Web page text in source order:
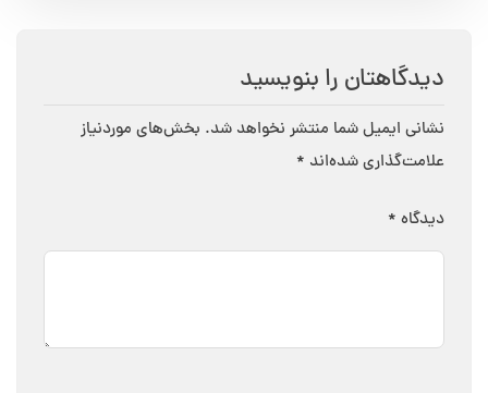
دیدگاهتان را بنویسید
نشانی ایمیل شما منتشر نخواهد شد. بخش‌های موردنیاز
علامت‌گذاری شده‌اند *
دیدگاه *